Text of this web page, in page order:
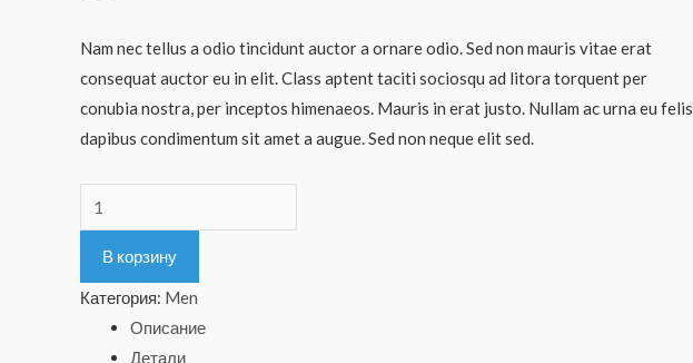
Nam nec tellus a odio tincidunt auctor a ornare odio. Sed non mauris vitae erat
consequat auctor eu in elit. Class aptent taciti sociosqu ad litora torquent per
conubia nostra, per inceptos himenaeos. Mauris in erat justo. Nullam ac urna eu felis
dapibus condimentum sit amet a augue. Sed non neque elit sed.
товара
Black
Jacket
В корзину
Категория: Men
Описание
Детали